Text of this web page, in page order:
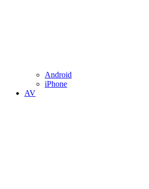
Android
iPhone
AV